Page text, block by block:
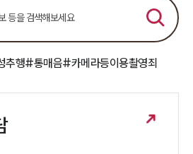
법률서식
세미나
법률상담예약
법률상담예약
추행#통매음#카메라등이용촬영죄